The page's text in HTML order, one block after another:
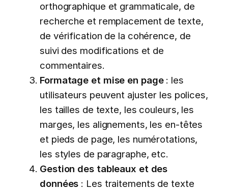
orthographique et grammaticale, de
recherche et remplacement de texte,
de vérification de la cohérence, de
suivi des modifications et de
commentaires.
Formatage et mise en page: les
utilisateurs peuvent ajuster les polices,
les tailles de texte, les couleurs, les
marges, les alignements, les en-têtes
et pieds de page, les numérotations,
les styles de paragraphe, etc.
Gestion des tableaux et des
données : Les traitements de texte